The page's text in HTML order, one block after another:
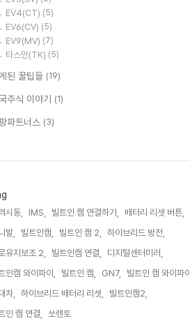
EV4(CT) (5)
EV6(CV) (5)
EV9(MV) (7)
타스만(TK) (5)
된 꿀팁들 (19)
주식 이야기 (1)
파트너스 (3)
시동, IMS, 빌트인 캠 연결하기,
배터리 리셋 버튼,
발,
빌트인캠, 빌트인 캠 2,
하이브리드 방전,
유지보조 2,
빌트인캠 연결,
디지털센터미러,
인캠 와이파이,
빌트인 캠, GN7,
빌트인 캠 와이파이,
차,
하이브리드 배터리 리셋,
빌트인캠2,
인 캠 연결,
쏘렌토,